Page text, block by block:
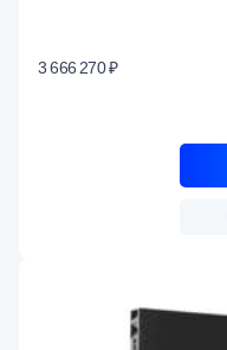
3 666 270 ₽